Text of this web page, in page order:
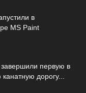
в
MS Paint
завершили первую в
дорогу...